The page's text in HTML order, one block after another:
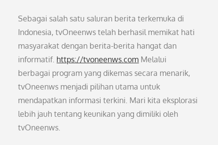
Sebagai salah satu saluran berita terkemuka di
Indonesia, tvOneenws telah berhasil memikat hati
masyarakat dengan berita-berita hangat dan
informatif. https://tvoneenws.com Melalui
berbagai program yang dikemas secara menarik,
tvOneenws menjadi pilihan utama untuk
mendapatkan informasi terkini. Mari kita eksplorasi
lebih jauh tentang keunikan yang dimiliki oleh
tvOneenws.